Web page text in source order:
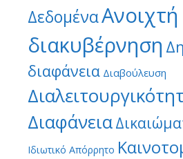
ΔεδομέναΑνοιχτή
διακυβέρνηση
διαφάνεια Διαβούλευση
Διαφάνεια
Ιδιωτικό Απόρρητο